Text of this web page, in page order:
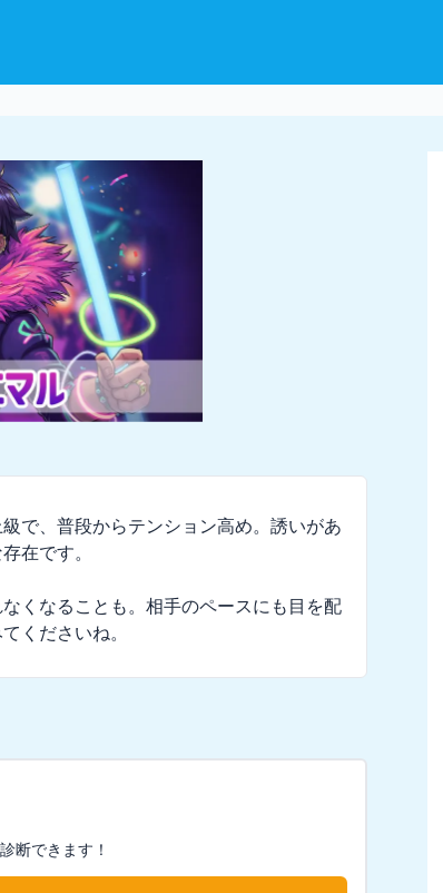
で、普段からテンション高め。誘いがあ
在です。
くなることも。相手のペースにも目を配
くださいね。
断できます！